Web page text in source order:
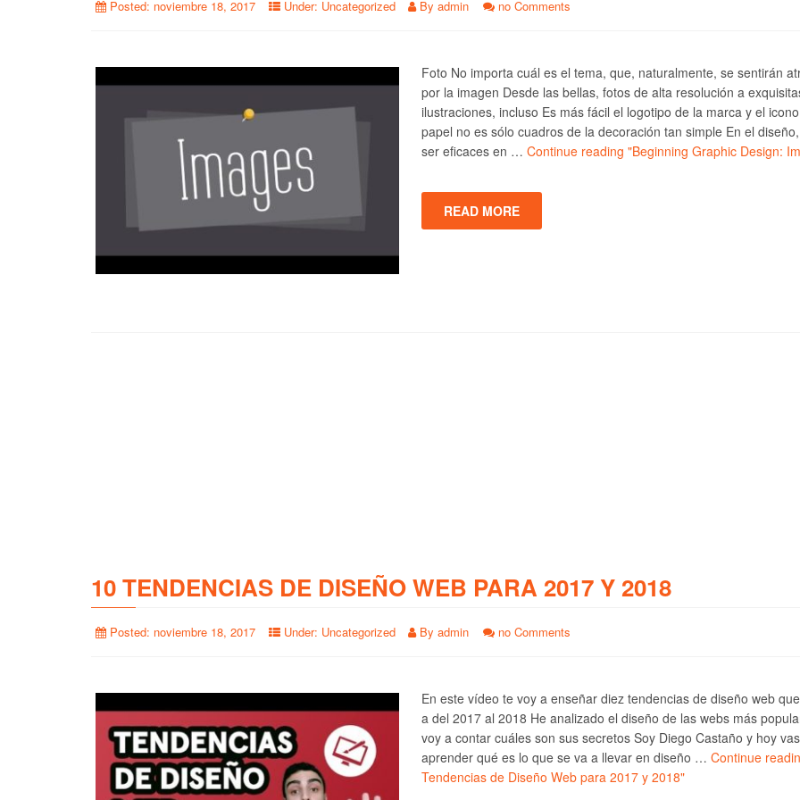
Posted: noviembre 18, 2017 Under: Uncategorized By admin no Comments
Foto No importa cuál es el tema, que, naturalmente, se sentirán
por la imagen Desde las bellas, fotos de alta resolución a
ilustraciones, incluso Es más fácil el logotipo de la marca y el
papel no es sólo cuadros de la decoración tan simple En el
ser eficaces en … Continue reading "Beginning Graphic Design:
READ MORE
10 TENDENCIAS DE DISEÑO WEB PARA 2017 Y 2018
Posted: noviembre 18, 2017 Under: Uncategorized By admin no Comments
En este vídeo te voy a enseñar diez tendencias de diseño web
a del 2017 al 2018 He analizado el diseño de las webs más
voy a contar cuáles son sus secretos Soy Diego Castaño y hoy
aprender qué es lo que se va a llevar en diseño … Continue
Tendencias de Diseño Web para 2017 y 2018"